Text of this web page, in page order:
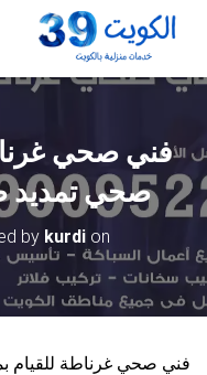
صحي تمديد
by kurdion
فني صحي غرناطة للقيام